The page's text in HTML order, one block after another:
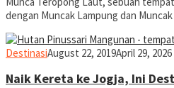
dengan Muncak Lampung dan
Destinasiyopiefranz
August 22, 2019April 29, 2026
Naik Kereta ke Jogja, Ini